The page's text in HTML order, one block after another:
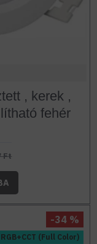
, kerek ,
fehér
Ft
RGB+CCT (Full Color)
-34 %